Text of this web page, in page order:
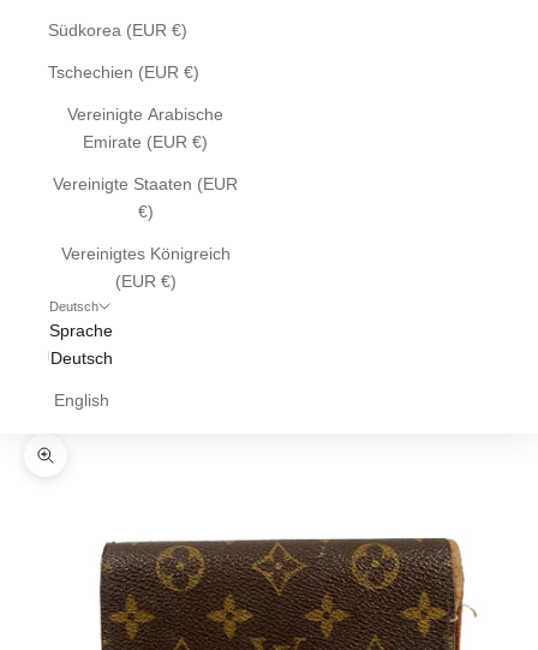
Südkorea (EUR €)
Tschechien (EUR €)
Vereinigte Arabische
Emirate (EUR €)
Vereinigte Staaten (EUR
€)
Vereinigtes Königreich
(EUR €)
Deutsch
Sprache
Deutsch
English
Bild vergrößern